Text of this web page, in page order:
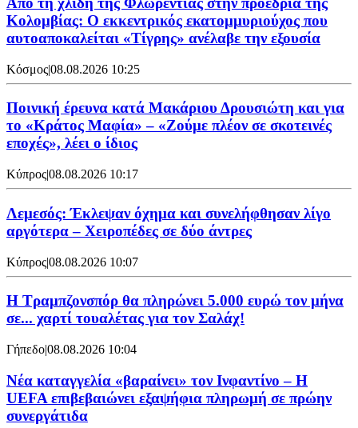
Κολομβίας: Ο εκκεντρικός εκατομμυριούχος που
αυτοαποκαλείται «Τίγρης» ανέλαβε την εξουσία
Κόσμος|08.08.2026 10:25
Ποινική έρευνα κατά Μακάριου Δρουσιώτη και για
το «Κράτος Μαφία» – «Ζούμε πλέον σε σκοτεινές
εποχές», λέει ο ίδιος
Κύπρος|08.08.2026 10:17
Λεμεσός: Έκλεψαν όχημα και συνελήφθησαν λίγο
αργότερα – Χειροπέδες σε δύο άντρες
Κύπρος|08.08.2026 10:07
Η Τραμπζονσπόρ θα πληρώνει 5.000 ευρώ τον μήνα
σε... χαρτί τουαλέτας για τον Σαλάχ!
Γήπεδο|08.08.2026 10:04
Νέα καταγγελία «βαραίνει» τον Ινφαντίνο – Η
UEFA επιβεβαιώνει εξαψήφια πληρωμή σε πρώην
συνεργάτιδα